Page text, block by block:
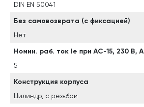
DIN EN 50041
Без самовозврата (с фиксацией)
Нет
Номин. раб. ток Ie при AC-15, 230 В, А
5
Конструкция корпуса
Цилиндр, с резьбой